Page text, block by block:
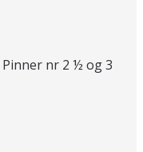
Pinner nr 2 ½ og 3